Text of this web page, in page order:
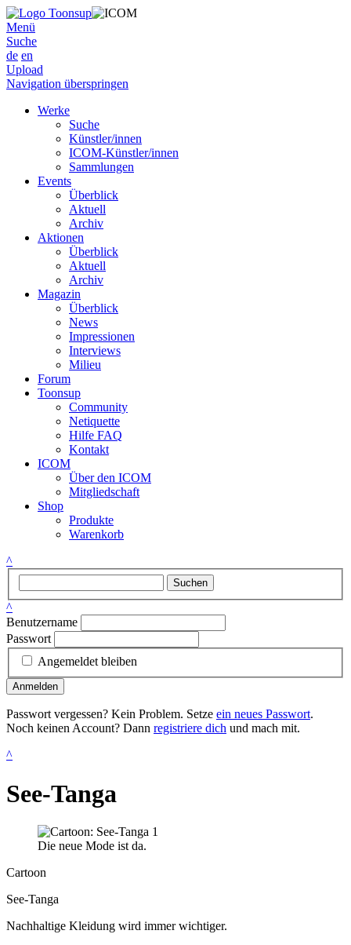
Menü
Suche
de en
Upload
Navigation überspringen
Werke
Suche
Künstler/innen
ICOM-Künstler/innen
Sammlungen
Events
Überblick
Aktuell
Archiv
Aktionen
Überblick
Aktuell
Archiv
Magazin
Überblick
News
Impressionen
Interviews
Milieu
Forum
Toonsup
Community
Netiquette
Hilfe FAQ
Kontakt
ICOM
Über den ICOM
Mitgliedschaft
Shop
Produkte
Warenkorb
^
Suchen
^
Benutzername
Passwort
Angemeldet bleiben
Anmelden
Passwort vergessen? Kein Problem. Setze ein neues Passwort.
Noch keinen Account? Dann registriere dich und mach mit.
^
See-Tanga
Die neue Mode ist da.
Cartoon
See-Tanga
Nachhaltige Kleidung wird immer wichtiger.